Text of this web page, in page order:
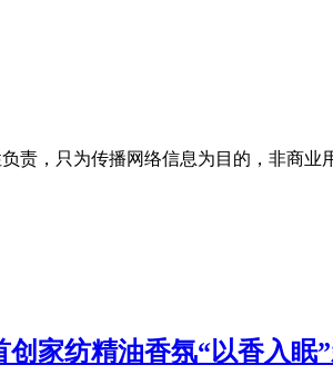
，只为传播网络信息为目的，非商业
家纺精油香氛“以香入眠”